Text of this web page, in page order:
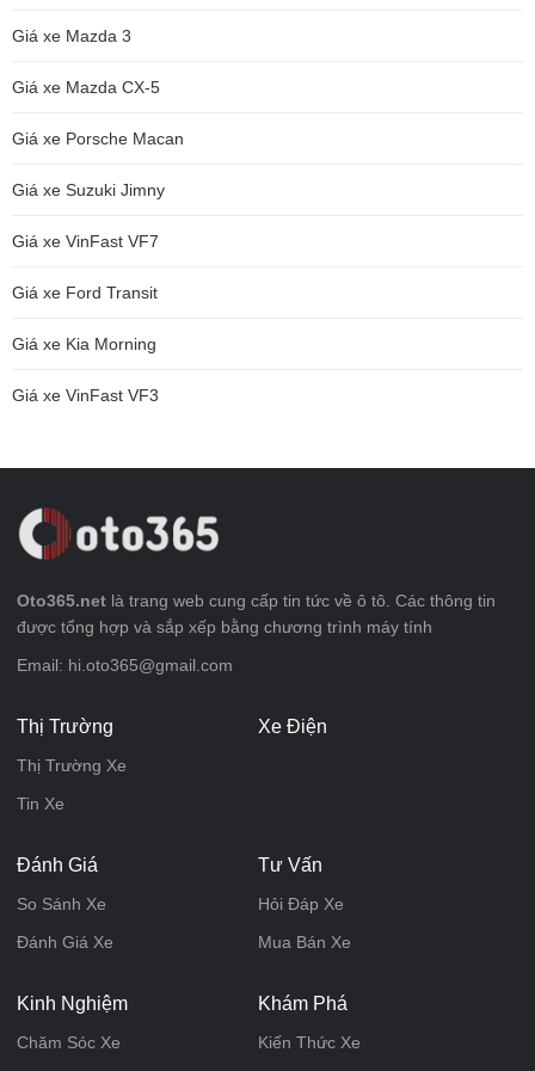
Giá xe Mazda 3
Giá xe Mazda CX-5
Giá xe Porsche Macan
Giá xe Suzuki Jimny
Giá xe VinFast VF7
Giá xe Ford Transit
Giá xe Kia Morning
Giá xe VinFast VF3
Oto365.net là trang web cung cấp tin tức về ô tô. Các thông tin
được tổng hợp và sắp xếp bằng chương trình máy tính
Email: hi.oto365@gmail.com
Thị Trường
Thị Trường Xe
Tin Xe
Xe Điện
Đánh Giá
So Sánh Xe
Đánh Giá Xe
Tư Vấn
Hỏi Đáp Xe
Mua Bán Xe
Kinh Nghiệm
Chăm Sóc Xe
Khám Phá
Kiến Thức Xe